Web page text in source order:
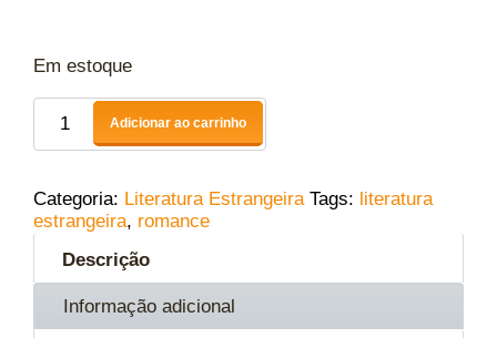
Em estoque
Adicionar ao carrinho
Categoria: Literatura Estrangeira Tags: literatura
estrangeira, romance
Descrição
Informação adicional